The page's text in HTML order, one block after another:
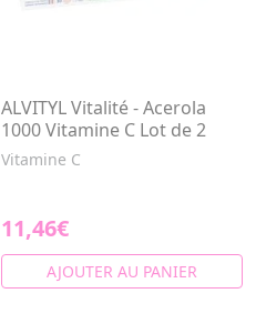
ALVITYL Vitalité - Acerola
1000 Vitamine C Lot de 2
Vitamine C
11,46€
AJOUTER AU PANIER